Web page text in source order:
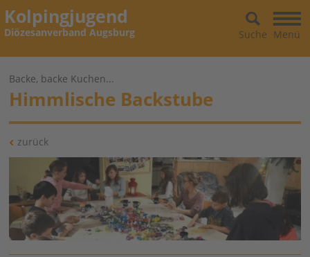
Kolpingjugend
Diözesanverband Augsburg Menü
Suche
Backe, backe Kuchen...
Himmlische Backstube
zurück